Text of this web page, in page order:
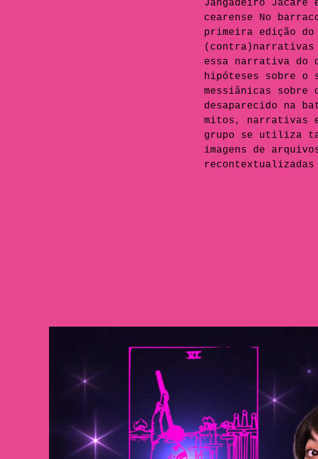
Jangadeiro
cearense No
primeira edição do
essa narrativa do
hipóteses sobre o
messiânicas
desaparecido na
mitos, narrativas
grupo se utiliza
imagens de